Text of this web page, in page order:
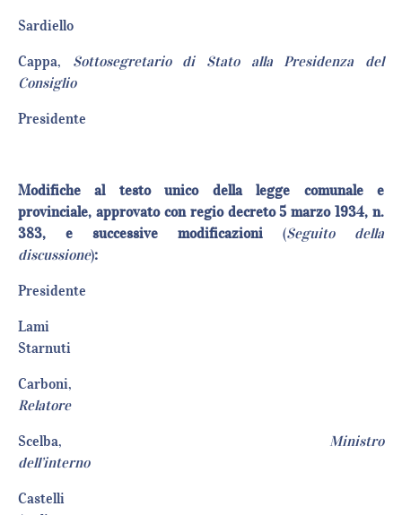
Cappa, Sottosegretario di Stato alla Presidenza del
Consiglio
Modifiche al testo unico della legge comunale e
provinciale, approvato con regio decreto 5 marzo 1934, n.
383, e successive modificazioni (Seguito della
discussione):
Lami
Carboni,
Relatore
Scelba, Ministro
dell’interno
Castelli